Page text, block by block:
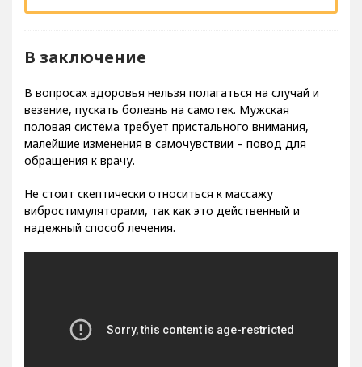
В заключение
В вопросах здоровья нельзя полагаться на случай и
везение, пускать болезнь на самотек. Мужская
половая система требует пристального внимания,
малейшие изменения в самочувствии – повод для
обращения к врачу.
Не стоит скептически относиться к массажу
вибростимуляторами, так как это действенный и
надежный способ лечения.